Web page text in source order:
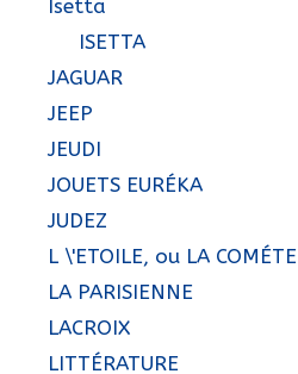
Isetta
ISETTA
JAGUAR
JEEP
JEUDI
JOUETS EURÉKA
JUDEZ
L \'ETOILE, ou LA COMÉTE
LA PARISIENNE
LACROIX
LITTÉRATURE